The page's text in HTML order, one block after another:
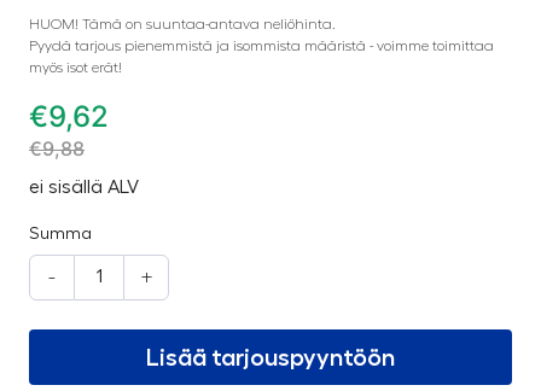
HUOM! Tämä on suuntaa-antava neliöhinta.
Pyydä tarjous pienemmistä ja isommista määristä - voimme toimittaa
myös isot erät!
€9,62
€9,88
ei sisällä ALV
Summa
- +
Lisää tarjouspyyntöön